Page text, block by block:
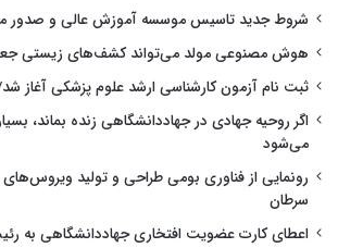
شروط جدید تاسیس موسسه آموزش عالی و صدور
هوش مصنوعی مولد می‌تواند کشف‌های زیستی
ثبت نام آزمون کارشناسی ارشد علوم پزشکی آغاز
اگر روحیه جهادی در جهاددانشگاهی زنده بماند،
می‌شود
رونمایی از فناوری بومی طراحی و تولید
سرطان
اعطای کارت عضویت افتخاری جهاددانشگاهی به